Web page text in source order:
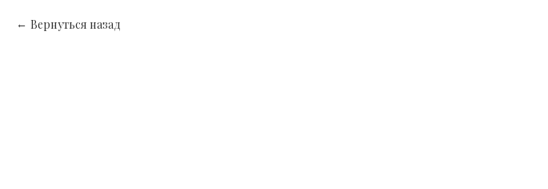
Вернуться назад